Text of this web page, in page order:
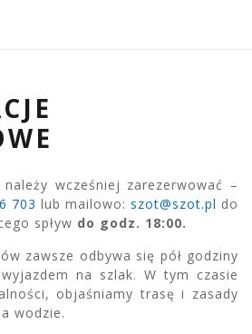
należy wcześniej zarezerwować –
703 lub mailowo: szot@szot.pl do
spływ do godz. 18:00.
zawsze odbywa się pół godziny
na szlak. W tym czasie
objaśniamy trasę i zasady
wodzie.